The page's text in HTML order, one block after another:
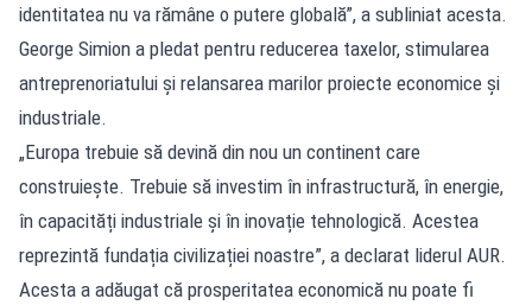
identitatea nu va rămâne o putere globală”, a subliniat acesta.
George Simion a pledat pentru reducerea taxelor, stimularea
antreprenoriatului și relansarea marilor proiecte economice și
industriale.
„Europa trebuie să devină din nou un continent care
construiește. Trebuie să investim în infrastructură, în energie,
în capacități industriale și în inovație tehnologică. Acestea
reprezintă fundația civilizației noastre”, a declarat liderul AUR.
Acesta a adăugat că prosperitatea economică nu poate fi